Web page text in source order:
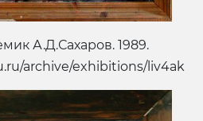
А.Д.Сахаров. 1989.
archive/exhibitions/liv4ak